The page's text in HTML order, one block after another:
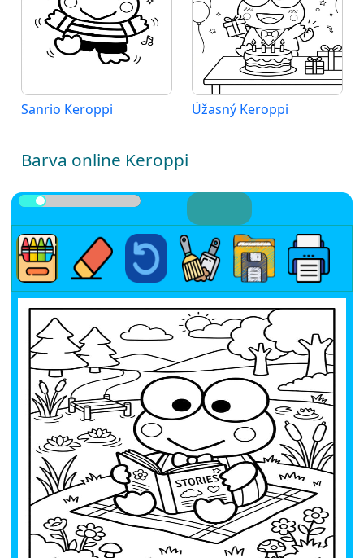
Sanrio Keroppi Úžasný Keroppi
Barva online Keroppi